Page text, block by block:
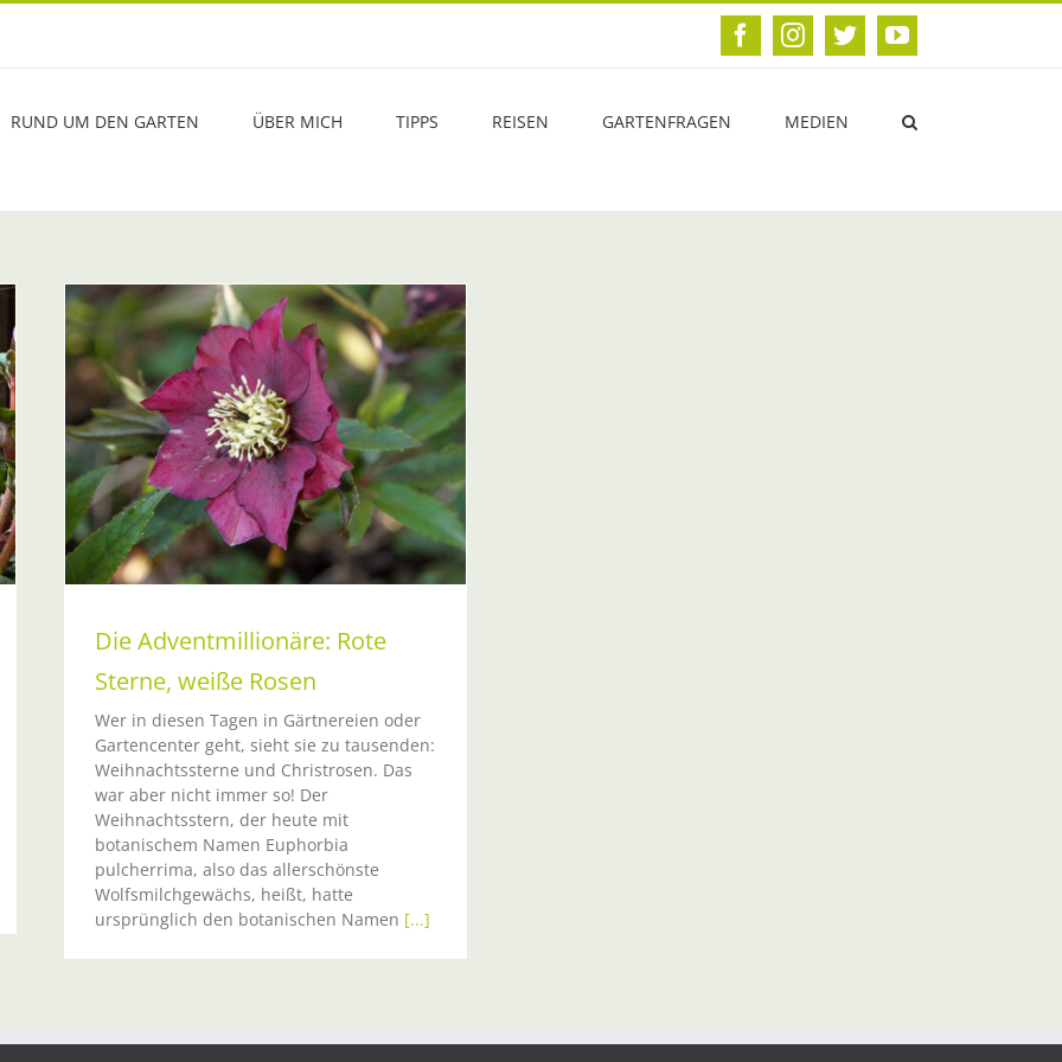
FacebookInstagram
TwitterYouTube
RUND UM DEN GARTEN ÜBER MICH TIPPS REISEN GARTENFRAGEN MEDIEN
Die Adventmillionäre: Rote
Sterne, weiße Rosen
Wer in diesen Tagen in Gärtnereien oder
Gartencenter geht, sieht sie zu tausenden:
Weihnachtssterne und Christrosen. Das
war aber nicht immer so! Der
Weihnachtsstern, der heute mit
botanischem Namen Euphorbia
pulcherrima, also das allerschönste
Wolfsmilchgewächs, heißt, hatte
ursprünglich den botanischen Namen [...]